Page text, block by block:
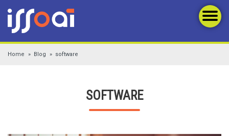
Home Blog software
SOFTWARE